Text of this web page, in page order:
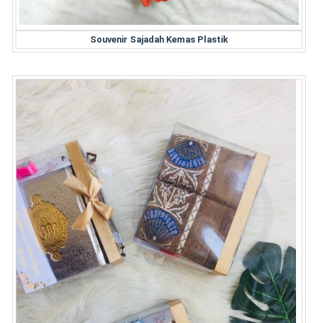
Souvenir Sajadah Kemas Plastik